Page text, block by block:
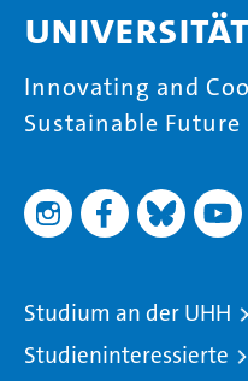
Innovating and
Sustainable
Studium an der UHH
Studieninteressierte